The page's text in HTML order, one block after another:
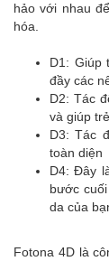
hảo với nhau
hóa.
D1: Giúp
đầy các
D2: Tác
và giúp
D3: Tác
toàn diện
D4: Đây
bước
da của
Fotona 4D là